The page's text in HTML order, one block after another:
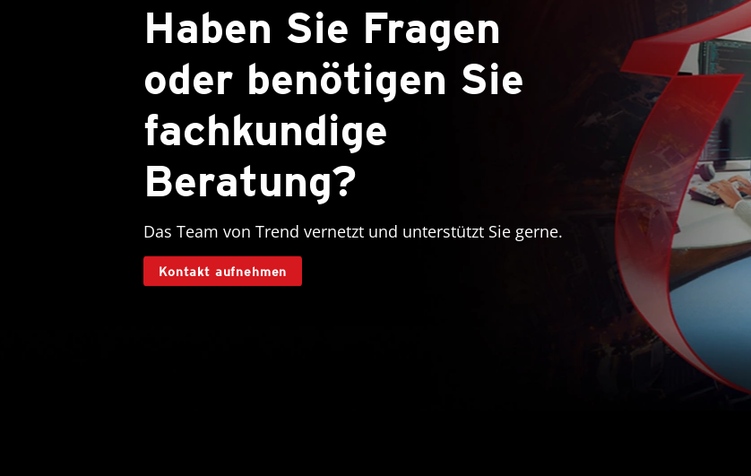
Haben Sie Fragen
oder benötigen Sie
fachkundige
Beratung?
Das Team von Trend vernetzt und unterstützt Sie gerne.
Kontakt aufnehmen